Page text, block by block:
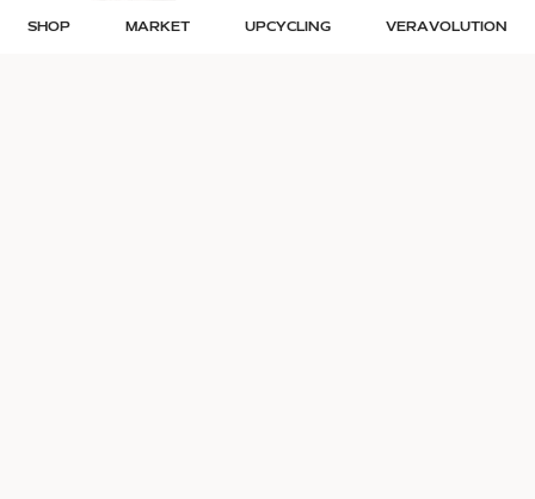
SHOP MARKET UPCYCLING VERAVOLUTION